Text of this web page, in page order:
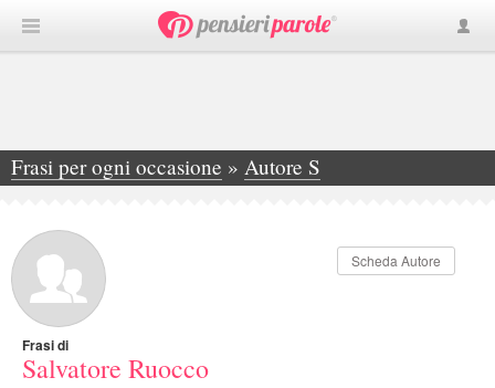
Frasi per ogni occasione » Autore S
»Salvatore Ruocco
Scheda Autore
Frasi di
Salvatore Ruocco